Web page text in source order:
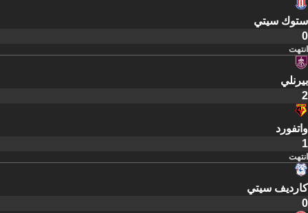
ستوك سيتي
0
انتهت
بيرنلي
2
واتفورد
1
انتهت
كارديف سيتي
0